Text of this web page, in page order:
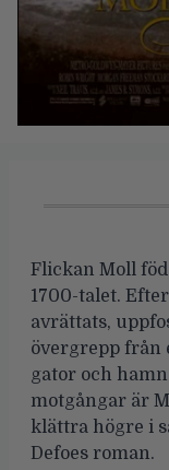
Flickan Moll
1700-talet.
avrättats,
övergrepp från
gator och
motgångar är
klättra högre i
Defoes roman.